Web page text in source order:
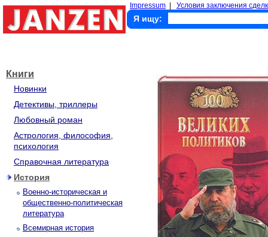
Impressum Условия заключения
Я ищу:
Книги
Новинки
Детективы, триллеры
Любовный роман
Астрология, философия,
психология
Справочная литература
История
Военно-историческая и
общественно-политическая
литература
Всемирная история